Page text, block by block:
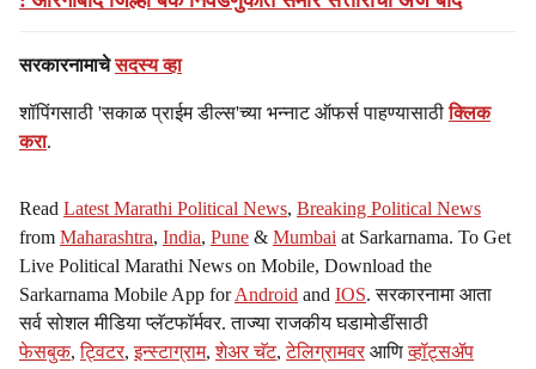
सरकारनामाचेसदस्य व्हा
शॉपिंगसाठी 'सकाळ प्राईम डील्स'च्या भन्नाट ऑफर्स पाहण्यासाठीक्लिक
करा.
Read Latest Marathi Political News, Breaking Political News
from Maharashtra, India, Pune & Mumbai at Sarkarnama. To Get
Live Political Marathi News on Mobile, Download the
Sarkarnama Mobile App forAndroid and IOS. सरकारनामा आता
सर्व सोशल मीडिया प्लॅटफॉर्मवर. ताज्या राजकीय घडामोडींसाठी
फेसबुक,ट्विटर,इन्स्टाग्राम,शेअर चॅट,टेलिग्रामवर आणिव्हॉट्सॲप